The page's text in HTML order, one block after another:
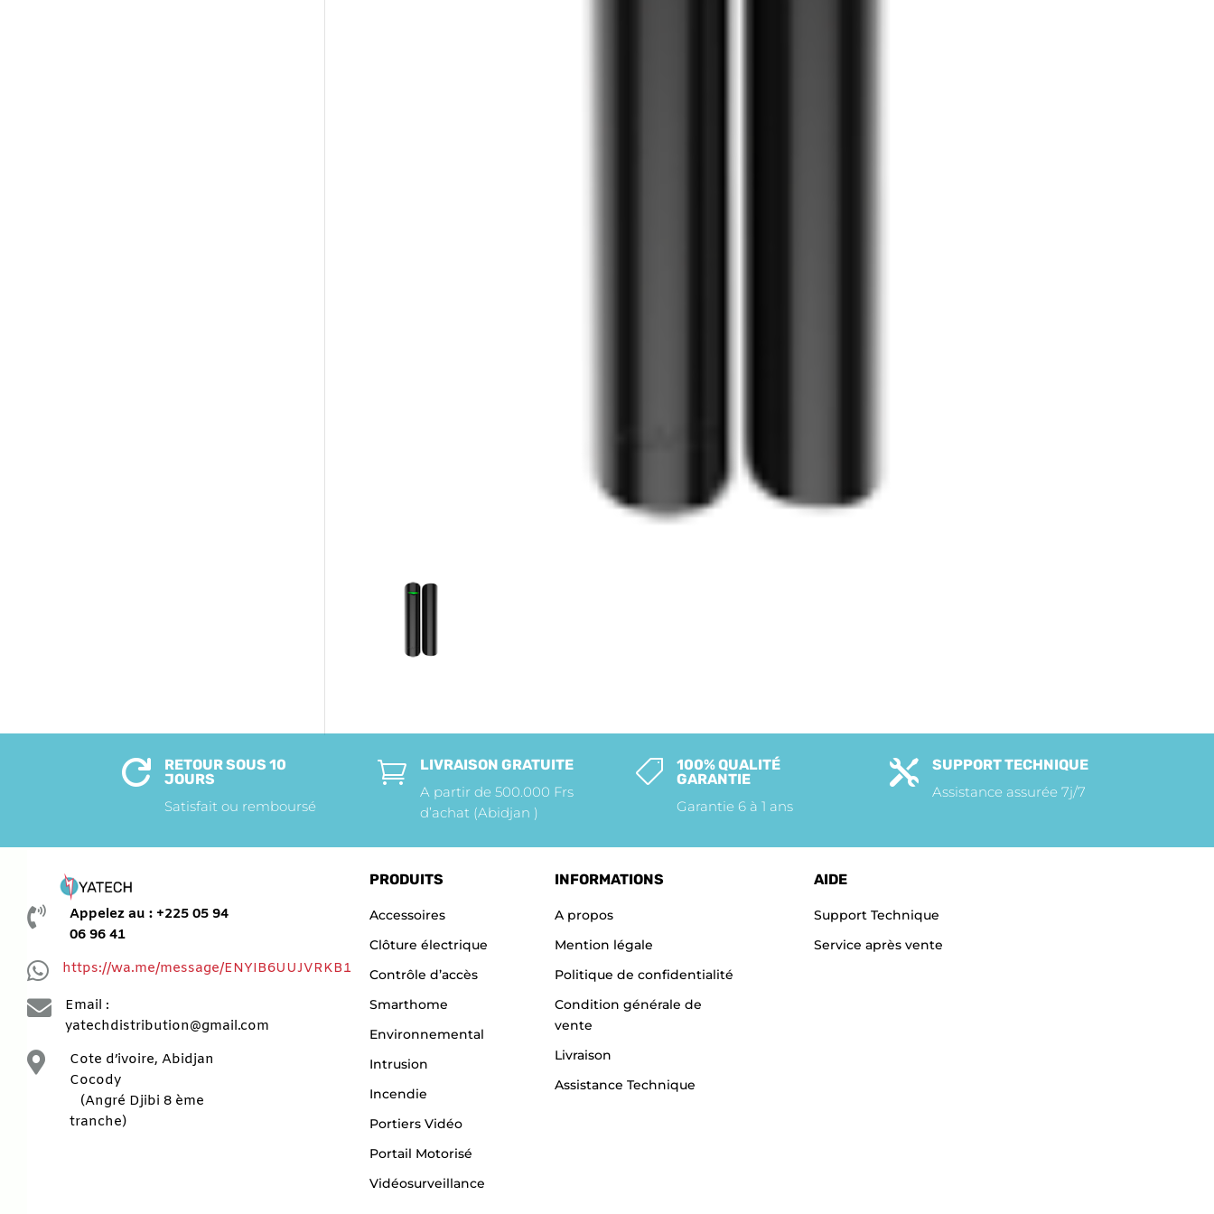

RETOUR SOUS 10
JOURS
Satisfait ou remboursé

LIVRAISON GRATUITE
A partir de 500.000 Frs
d’achat (Abidjan )

100% QUALITÉ
GARANTIE
Garantie 6 à 1 ans

SUPPORT TECHNIQUE
Assistance assurée 7j/7

Appelez au : +225 05 94
06 96 41
 https://wa.me/message/ENYIB6UUJVRKB1

Email :
yatechdistribution@gmail.com

Cote d’ivoire, Abidjan
Cocody
(Angré Djibi 8 ème
tranche)
PRODUITS
Accessoires
Clôture électrique
Contrôle d’accès
Smarthome
Environnemental
Intrusion
Incendie
Portiers Vidéo
Portail Motorisé
Vidéosurveillance
INFORMATIONS
A propos
Mention légale
Politique de confidentialité
Condition générale de
vente
Livraison
Assistance Technique
AIDE
Support Technique
Service après vente